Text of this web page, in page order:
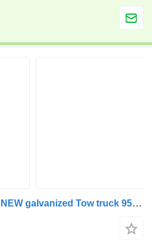
Scania R650 V8 8×4/4 / NEW galvanized Tow truck 955 cm / Retarder / ste